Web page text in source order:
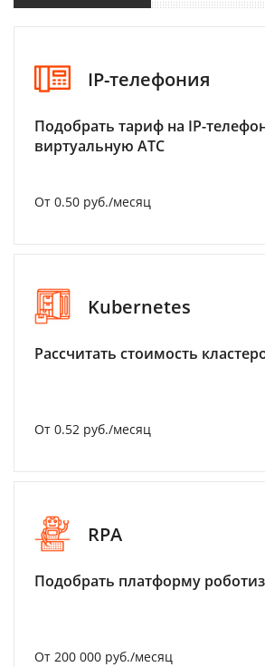
IP-телефония
Подобрать тариф на IP-
виртуальную АТС
От 0.50 руб./месяц
Kubernetes
Рассчитать стоимость
От 0.52 руб./месяц
RPA
Подобрать платформу
От 200 000 руб./месяц